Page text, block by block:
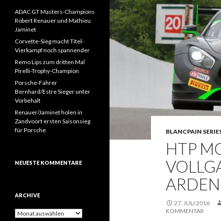
BLANCPAIN
HTP
27. JULI 2016
KOMMENTAR
ADAC GT Masters-Champions
Robert Renauer und Mathieu
Jaminet
Corvette-Sieg macht Titel-
Vierkampf noch spannender
Remo Lips zum dritten Mal
Pirelli-Trophy-Champion
Porsche-Fahrer
Bernhard/Estre Sieger unter
Vorbehalt
Renauer/Jaminet holen in
Zandvoort ersten Saisonsieg
für Porsche
NEUESTE KOMMENTARE
ARCHIVE
A